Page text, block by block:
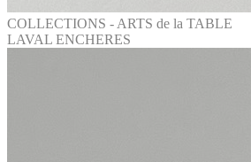
COLLECTIONS - ARTS de la TABLE
LAVAL ENCHERES